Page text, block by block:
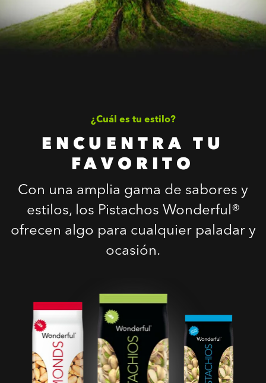
¿Cuál es tu estilo?
ENCUENTRA TU
FAVORITO
Con una amplia gama de sabores y
estilos, los Pistachos Wonderful®
ofrecen algo para cualquier paladar y
ocasión.
Pistachos Tostados
Salados